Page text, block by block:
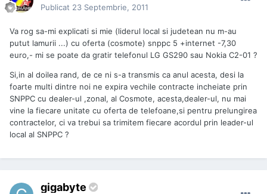
Publicat 23 Septembrie, 2011
Va rog sa-mi explicati si mie (liderul local si judetean nu m-au
putut lamurii ...) cu oferta (cosmote) snppc 5 +internet -7,30
euro,- mi se poate da gratir telefonul LG GS290 sau Nokia C2-01 ?
Si,in al doilea rand, de ce ni s-a transmis ca anul acesta, desi la
foarte multi dintre noi ne expira vechile contracte incheiate prin
SNPPC cu dealer-ul ,zonal, al Cosmote, acesta,dealer-ul, nu mai
vine la fiecare unitate cu oferta de telefoane,si pentru prelungirea
contractelor, ci va trebui sa trimitem fiecare acordul prin leader-ul
local al SNPPC ?
gigabyte